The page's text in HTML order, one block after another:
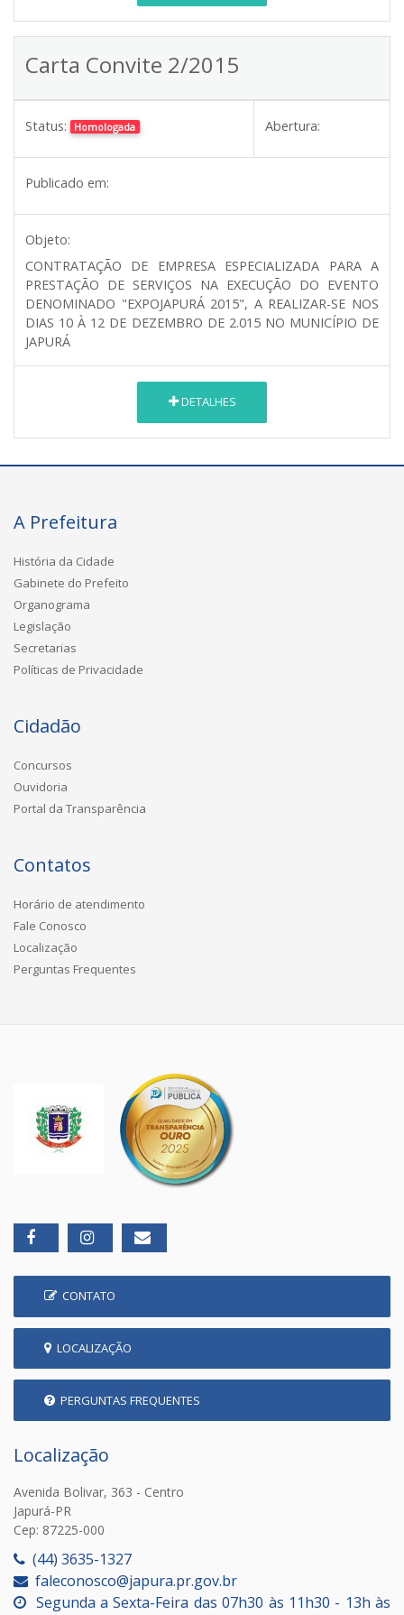
Carta Convite 2/2015
Status: Homologada Abertura:
Publicado em:
Objeto:
CONTRATAÇÃO DE EMPRESA ESPECIALIZADA PARA A
PRESTAÇÃO DE SERVIÇOS NA EXECUÇÃO DO EVENTO
DENOMINADO "EXPOJAPURÁ 2015", A REALIZAR-SE NOS
DIAS 10 À 12 DE DEZEMBRO DE 2.015 NO MUNICÍPIO DE
JAPURÁ
DETALHES
A Prefeitura
História da Cidade
Gabinete do Prefeito
Organograma
Legislação
Secretarias
Políticas de Privacidade
Cidadão
Concursos
Ouvidoria
Portal da Transparência
Contatos
Horário de atendimento
Fale Conosco
Localização
Perguntas Frequentes
CONTATO
LOCALIZAÇÃO
PERGUNTAS FREQUENTES
Localização
Avenida Bolivar, 363 - Centro
Japurá-PR
Cep: 87225-000
(44) 3635-1327
faleconosco@japura.pr.gov.br
Segunda a Sexta-Feira das 07h30 às 11h30 - 13h às